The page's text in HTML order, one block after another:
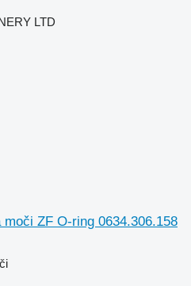
LTD
ZF O-ring 0634.306.158